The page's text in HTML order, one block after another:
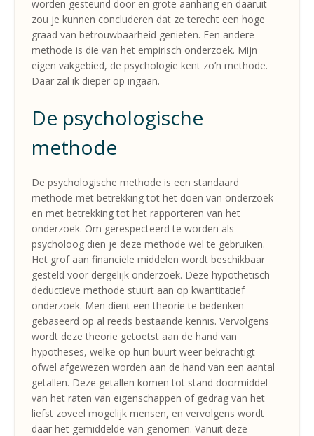
worden gesteund door en grote aanhang en daaruit
zou je kunnen concluderen dat ze terecht een hoge
graad van betrouwbaarheid genieten. Een andere
methode is die van het empirisch onderzoek. Mijn
eigen vakgebied, de psychologie kent zo’n methode.
Daar zal ik dieper op ingaan.
De psychologische
methode
De psychologische methode is een standaard
methode met betrekking tot het doen van onderzoek
en met betrekking tot het rapporteren van het
onderzoek. Om gerespecteerd te worden als
psycholoog dien je deze methode wel te gebruiken.
Het grof aan financiële middelen wordt beschikbaar
gesteld voor dergelijk onderzoek. Deze hypothetisch-
deductieve methode stuurt aan op kwantitatief
onderzoek. Men dient een theorie te bedenken
gebaseerd op al reeds bestaande kennis. Vervolgens
wordt deze theorie getoetst aan de hand van
hypotheses, welke op hun buurt weer bekrachtigt
ofwel afgewezen worden aan de hand van een aantal
getallen. Deze getallen komen tot stand doormiddel
van het raten van eigenschappen of gedrag van het
liefst zoveel mogelijk mensen, en vervolgens wordt
daar het gemiddelde van genomen. Vanuit deze